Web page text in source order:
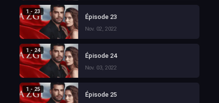
1 - 23
Épisode 23
Nov. 02, 2022
1 - 24
Épisode 24
Nov. 03, 2022
1 - 25
Épisode 25